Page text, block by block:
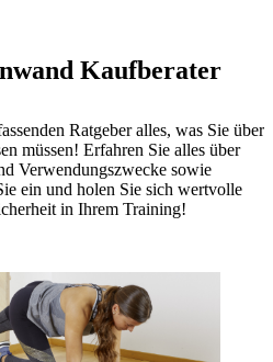
Kaufberater
Ratgeber alles, was Sie über
müssen! Erfahren Sie alles über
Verwendungszwecke sowie
ein und holen Sie sich wertvolle
in Ihrem Training!